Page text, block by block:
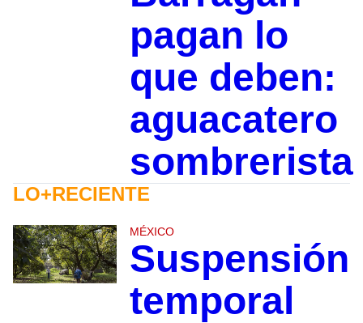
pagan lo
que deben:
aguacatero
sombrerista
LO+RECIENTE
MÉXICO
Suspensión
temporal